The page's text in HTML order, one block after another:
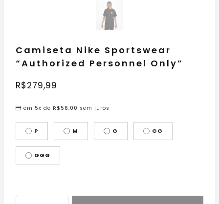
Camiseta Nike Sportswear
“Authorized Personnel Only”
R$279,99
em 5x de R$56,00 sem juros
P M G GG
GGG